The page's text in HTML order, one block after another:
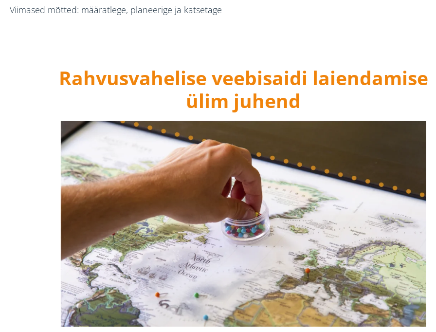
Viimased mõtted: määratlege, planeerige ja katsetage
Rahvusvahelise veebisaidi laiendamise
ülim juhend